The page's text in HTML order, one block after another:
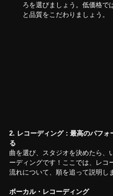
ろを選びましょう。低価格で
と品質をこだわりましょう。
2. レコーディング：最高のパフォ
る
曲を選び、スタジオを決めたら、
ーディングです！ここでは、レコ
流れについて、順を追って説明し
ボーカル・レコーディング